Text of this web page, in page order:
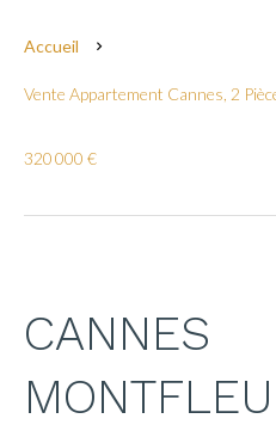
Accueil
Vente Appartement Cannes, 2
320 000 €
CANNES